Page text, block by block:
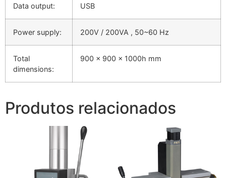
Data output: USB
Power supply: 200V / 200VA , 50~60 Hz
Total
dimensions:
900 x 900 x 1000h mm
Produtos relacionados